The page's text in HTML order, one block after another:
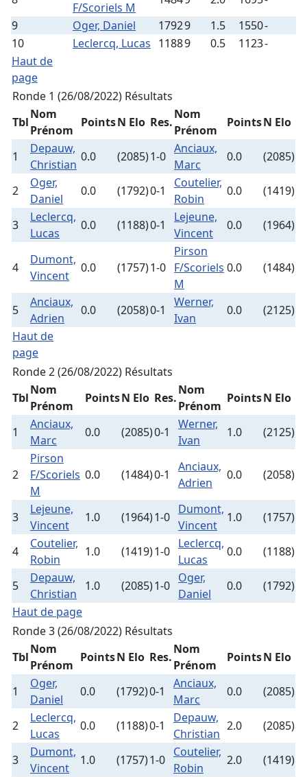
F/Scoriels M
9
Oger, Daniel 17929 1.5 1550-
10
Leclercq, Lucas 11889 0.5 1123-
Haut de
page
Ronde 1 (26/08/2022) Résultats
Tbl
Nom
Prénom
PointsN Elo Res.
Nom
Prénom
PointsN Elo
1
Depauw,
Christian
0.0 (2085)1-0
Anciaux,
Marc
0.0 (2085)
2
Oger,
Daniel
0.0 (1792)0-1
Coutelier,
Robin
0.0 (1419)
3
Leclercq,
Lucas
0.0 (1188)0-1
Lejeune,
Vincent
0.0 (1964)
4
Dumont,
Vincent
0.0 (1757)1-0
Pirson
F/Scoriels
M
0.0 (1484)
5
Anciaux,
Adrien
0.0 (2058)0-1
Werner,
Ivan
0.0
(2125)
Haut de
page
Ronde 2 (26/08/2022) Résultats
Tbl
Nom
Prénom
PointsN Elo Res.
Nom
Prénom
PointsN Elo
1
Anciaux,
Marc
0.0 (2085)0-1
Werner,
Ivan
1.0 (2125)
2
Pirson
F/Scoriels
M
0.0 (1484)0-1
Anciaux,
Adrien
0.0 (2058)
3
Lejeune,
Vincent
1.0 (1964)1-0
Dumont,
Vincent
1.0 (1757)
4
Coutelier,
Robin
1.0 (1419)1-0
Leclercq,
Lucas
0.0 (1188)
5
Depauw,
Christian
1.0 (2085)1-0
Oger,
Daniel
0.0
(1792)
Haut de page
Ronde 3 (26/08/2022) Résultats
Tbl
Nom
Prénom
PointsN Elo Res.
Nom
Prénom
PointsN Elo
1
Oger,
Daniel
0.0 (1792)0-1
Anciaux,
Marc
0.0 (2085)
2
Leclercq,
Lucas
0.0 (1188)0-1
Depauw,
Christian
2.0 (2085)
3
Dumont,
Vincent
1.0 (1757)1-0
Coutelier,
Robin
2.0 (1419)